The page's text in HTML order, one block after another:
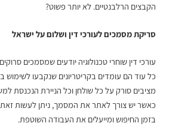
הקבצים הרלבנטיים. לא יותר פשוט?
סריקת מסמכים לעורכי דיןושלום על ישראל
עורכי דין שוחרי טכנולוגיה יודעים שמסמכים
כל עוד הם עומדים בקריטריונים שנקבעו לשימוש
מציבים סורק על כל שולחן וכל הניירת הנכנסת
כאשר יש צורך לאתר את המסמך, ניתן לעשות
בזמן החיפוש ומייעלים את העבודה השוטפת.